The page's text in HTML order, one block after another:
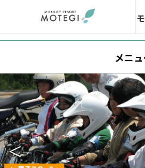
エリア・施設
アトラクション・アクティビ
モータースポーツ
メニュ